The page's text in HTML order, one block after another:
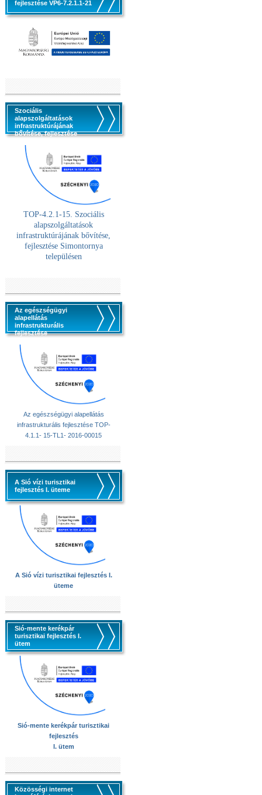
fejlesztése VP6-7.2.1.1-21
Szociális
alapszolgáltatások
infrastruktúrájának
bővítése, fejlesztése
TOP-4.2.1-15. Szociális
alapszolgáltatások
infrastruktúrájának bővítése,
fejlesztése Simontornya
településen
Az egészségügyi
alapellátás
infrastrukturális
fejlesztése
Az egészségügyi alapellátás
infrastrukturális fejlesztése TOP-
4.1.1- 15-TL1- 2016-00015
A Sió vízi turisztikai
fejlesztés I. üteme
A Sió vízi turisztikai fejlesztés I.
üteme
Sió-mente kerékpár
turisztikai fejlesztés I.
ütem
Sió-mente kerékpár turisztikai
fejlesztés
I. ütem
Közösségi internet